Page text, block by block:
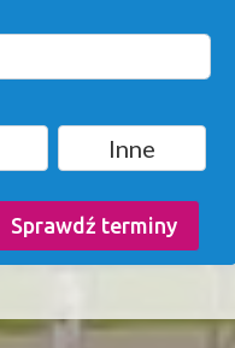
Inne
Sprawdź terminy